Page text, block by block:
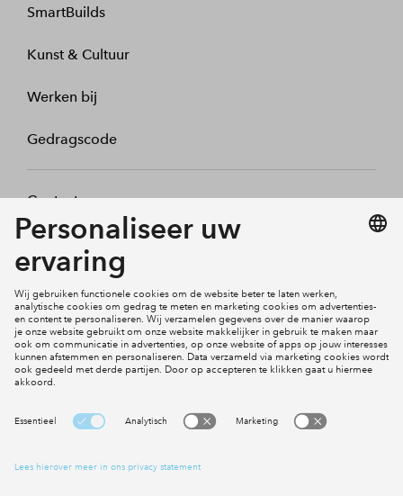
SmartBuilds
Kunst & Cultuur
Werken bij
Gedragscode
Contact
Mijn profiel
Social Media
Cookies